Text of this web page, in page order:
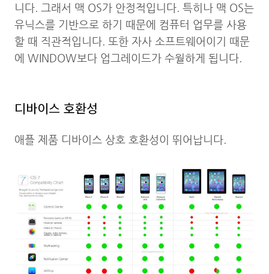
니다. 그래서 맥 OS가 안정적입니다. 특히나 맥 OS는
유닉스를 기반으로 하기 때문에 컴퓨터 업무를 사용
할 때 직관적입니다. 또한 자사 소프트웨어이기 때문
에 WINDOW보다 업그레이드가 수월하게 됩니다.
디바이스 호환성
애플 제품 디바이스 상호 호환성이 뛰어납니다.